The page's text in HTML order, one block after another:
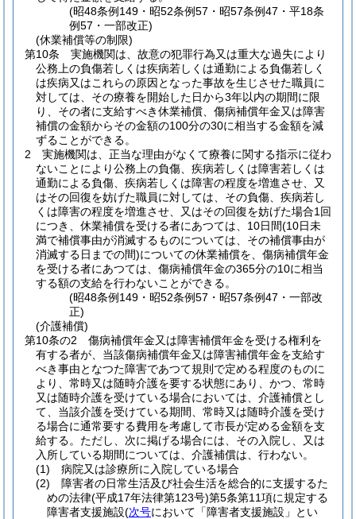
(昭48条例149・昭52条例57・昭57条例47・平18条
例57・一部改正)
(休業補償等の制限)
第10条
実施機関は、故意の犯罪行為又は重大な過失により
公務上の負傷若しくは疾病若しくは通勤による負傷若しく
は疾病又はこれらの原因となった事故を生じさせた職員に
対しては、その療養を開始した日から3年以内の期間に限
り、その者に支給すべき休業補償、傷病補償年金又は障害
補償の金額からその金額の100分の30に相当する金額を減
ずることができる。
2
実施機関は、正当な理由がなくて療養に関する指示に従わ
ないことにより公務上の負傷、疾病若しくは障害若しくは
通勤による負傷、疾病若しくは障害の程度を増進させ、又
はその回復を妨げた職員に対しては、その負傷、疾病若し
くは障害の程度を増進させ、又はその回復を妨げた場合1回
につき、休業補償を受ける者にあつては、10日間(10日未
満で補償事由が消滅するものについては、その補償事由が
消滅する日までの間)についての休業補償を、傷病補償年金
を受ける者にあつては、傷病補償年金の365分の10に相当
する額の支給を行わないことができる。
(昭48条例149・昭52条例57・昭57条例47・一部改
正)
(介護補償)
第10条の2
傷病補償年金又は障害補償年金を受ける権利を
有する者が、当該傷病補償年金又は障害補償年金を支給す
べき事由となつた障害であつて規則で定める程度のものに
より、常時又は随時介護を要する状態にあり、かつ、常時
又は随時介護を受けている場合においては、介護補償とし
て、当該介護を受けている期間、常時又は随時介護を受け
る場合に通常要する費用を考慮して市長が定める金額を支
給する。 ただし、次に掲げる場合には、その入院し、又は
入所している期間については、介護補償は、行わない。
(1)
病院又は診療所に入院している場合
(2)
障害者の日常生活及び社会生活を総合的に支援するた
めの法律(平成17年法律第123号)第5条第11項に規定する
障害者支援施設(次号において「障害者支援施設」とい